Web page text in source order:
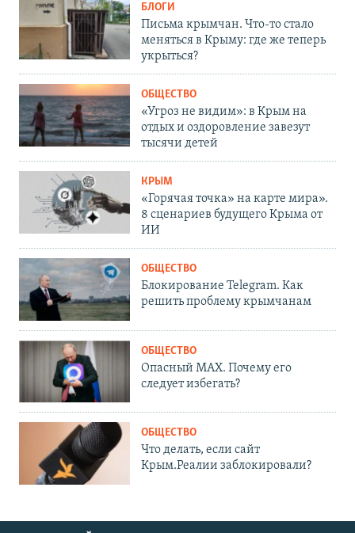
БЛОГИ
Письма крымчан. Что-то стало
меняться в Крыму: где же теперь
укрыться?
ОБЩЕСТВО
«Угроз не видим»: в Крым на
отдых и оздоровление завезут
тысячи детей
КРЫМ
«Горячая точка» на карте мира».
8 сценариев будущего Крыма от
ИИ
ОБЩЕСТВО
Блокирование Telegram. Как
решить проблему крымчанам
ОБЩЕСТВО
Опасный MAX. Почему его
следует избегать?
ОБЩЕСТВО
Что делать, если сайт
Крым.Реалии заблокировали?